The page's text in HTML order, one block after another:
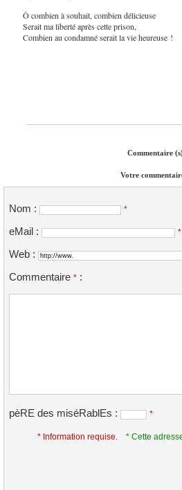
Ô combien à souhait, combien délicieuse
Serait ma liberté après cette prison,
Combien au condamné serait la vie heureuse !
Commentaire
Votre
Nom : *
eMail : *
Web :
Commentaire * :
pèRE des miséRablEs : *
* Information requise.
* Cette